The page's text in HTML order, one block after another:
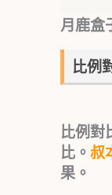
月鹿盒
比例
比例對
比。 叔
果。